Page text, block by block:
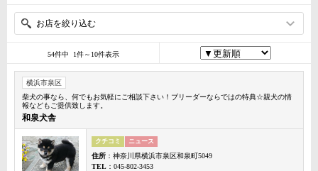
お店を絞り込む
54件中 1件～10件表示
横浜市泉区
柴犬の事なら、何でもお気軽にご相談下さい！ブリーダーならではの特典☆親犬の情
報などもご提供致します。
和泉犬舎
クチコミ ニュース
住所 ：神奈川県横浜市泉区和泉町5049
TEL ：045-802-3453